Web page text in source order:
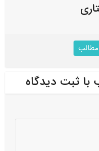
با ثبت دیدگاه